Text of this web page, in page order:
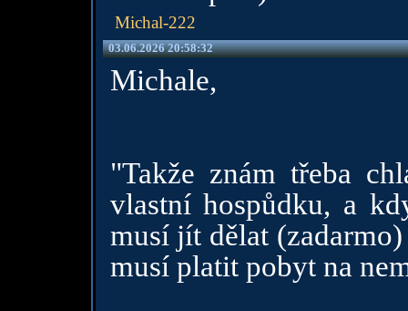
Michal-222
03.06.2026 20:58:32
Michale,
"Takže znám třeba
vlastní hospůdku, a
musí jít dělat
musí platit pobyt na